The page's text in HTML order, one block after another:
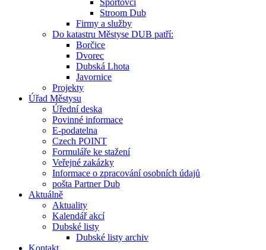
Sportovci
Stroom Dub
Firmy a služby
Do katastru Městyse DUB patří:
Borčice
Dvorec
Dubská Lhota
Javornice
Projekty
Úřad Městysu
Úřední deska
Povinné informace
E-podatelna
Czech POINT
Formuláře ke stažení
Veřejné zakázky
Informace o zpracování osobních údajů
pošta Partner Dub
Aktuálně
Aktuality
Kalendář akcí
Dubské listy
Dubské listy archiv
Kontakt